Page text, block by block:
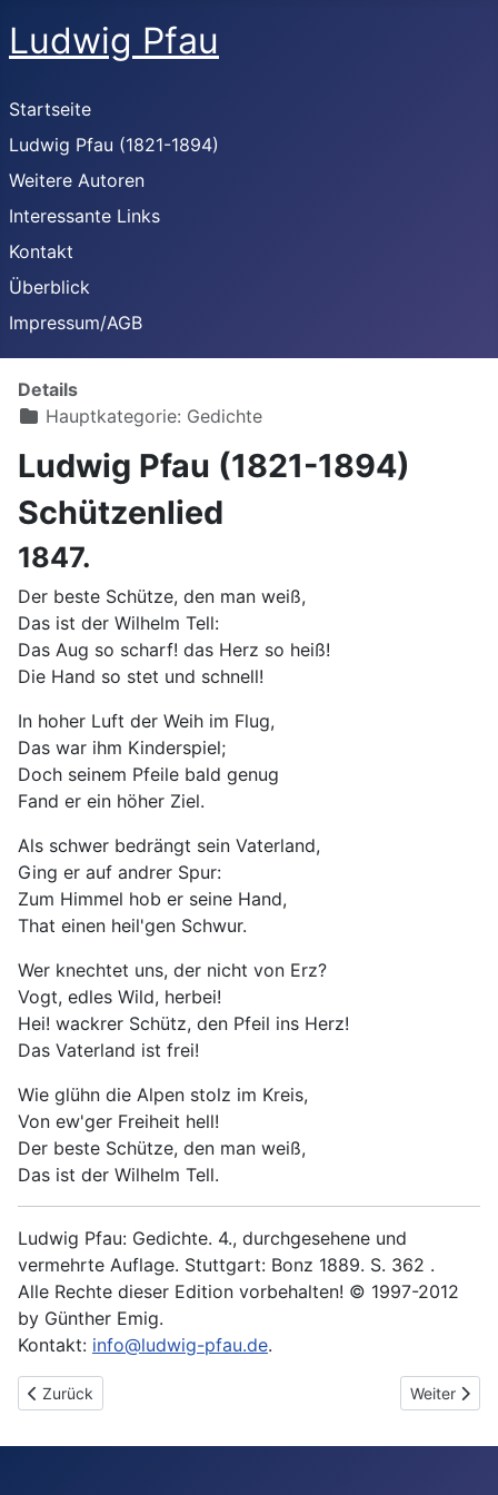
Ludwig Pfau
Startseite
Ludwig Pfau (1821-1894)
Weitere Autoren
Interessante Links
Kontakt
Überblick
Impressum/AGB
Details
Hauptkategorie: Gedichte
Ludwig Pfau (1821-1894)
Schützenlied
1847.
Der beste Schütze, den man weiß,
Das ist der Wilhelm Tell:
Das Aug so scharf! das Herz so heiß!
Die Hand so stet und schnell!
In hoher Luft der Weih im Flug,
Das war ihm Kinderspiel;
Doch seinem Pfeile bald genug
Fand er ein höher Ziel.
Als schwer bedrängt sein Vaterland,
Ging er auf andrer Spur:
Zum Himmel hob er seine Hand,
That einen heil'gen Schwur.
Wer knechtet uns, der nicht von Erz?
Vogt, edles Wild, herbei!
Hei! wackrer Schütz, den Pfeil ins Herz!
Das Vaterland ist frei!
Wie glühn die Alpen stolz im Kreis,
Von ew'ger Freiheit hell!
Der beste Schütze, den man weiß,
Das ist der Wilhelm Tell.
Ludwig Pfau: Gedichte. 4., durchgesehene und
vermehrte Auflage. Stuttgart: Bonz 1889. S. 362 .
Alle Rechte dieser Edition vorbehalten! © 1997-2012
by Günther Emig.
Kontakt: info@ludwig-pfau.de.
Vorheriger Beitrag: Der Polenmutter Wiegenlied
Zurück Nächster
Weiter